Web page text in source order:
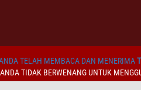
TELAH MEMBACA DAN MENERIMA
TIDAK BERWENANG UNTUK